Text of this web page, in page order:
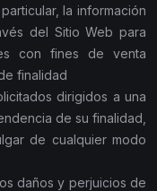
la información
del Sitio Web para
con fines de venta
finalidad
dirigidos a una
de su finalidad,
de cualquier modo
y perjuicios de